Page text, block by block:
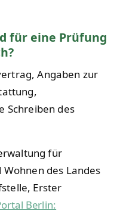
für eine Prüfung
Angaben zur
Schreiben des
für
des Landes
Erster
Berlin: